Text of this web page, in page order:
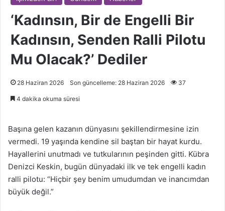
‘Kadınsın, Bir de Engelli Bir
Kadınsın, Senden Ralli Pilotu
Mu Olacak?’ Dediler
28 Haziran 2026 Son güncelleme: 28 Haziran 2026 37
4 dakika okuma süresi
Başına gelen kazanın dünyasını şekillendirmesine izin
vermedi. 19 yaşında kendine sil baştan bir hayat kurdu.
Hayallerini unutmadı ve tutkularının peşinden gitti. Kübra
Denizci Keskin, bugün dünyadaki ilk ve tek engelli kadın
ralli pilotu: “Hiçbir şey benim umudumdan ve inancımdan
büyük değil.”